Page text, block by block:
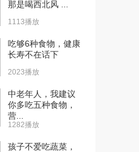
那是喝西北风 ...
1113播放
吃够6种食物，健康
长寿不在话下
2023播放
中老年人，我建议
你多吃五种食物，
营...
1282播放
孩子不爱吃蔬菜，